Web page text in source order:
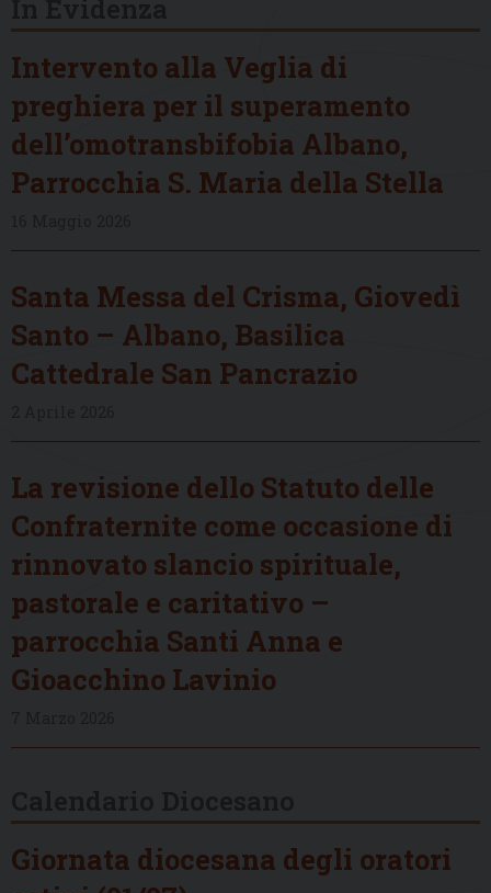
Intervento alla Veglia di
preghiera per il superamento
dell’omotransbifobia Albano,
Parrocchia S. Maria della Stella
Santa Messa del Crisma, Giovedì
Santo – Albano, Basilica
Cattedrale San Pancrazio
La revisione dello Statuto delle
Confraternite come occasione di
rinnovato slancio spirituale,
pastorale e caritativo –
parrocchia Santi Anna e
Gioacchino Lavinio
Giornata diocesana degli oratori